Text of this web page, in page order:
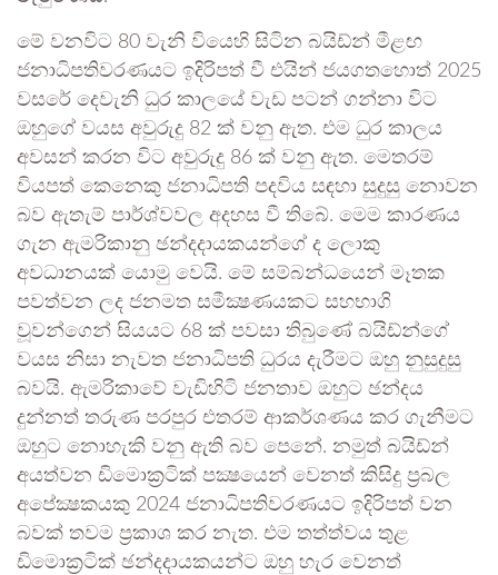
මේ වනවිට 80 වැනි වියෙහි සිටින බයිඩ්න් මීළඟ
ජනාධිපතිවරණයට ඉදිරිපත් වී එයින් ජයගතහොත් 2025
වසරේ දෙවැනි ධුර කාලයේ වැඩ පටන් ගන්නා විට
ඔහුගේ වයස අවුරුදු 82 ක් වනු ඇත. එම ධුර කාලය
අවසන් කරන විට අවුරුදු 86 ක් වනු ඇත. මෙතරම්
වියපත් කෙනෙකු ජනාධිපති පදවිය සඳහා සුදුසු නොවන
බව ඇතැම් පාර්ශ්වවල අදහස වී තිබේ. මෙම කාරණය
ගැන ඇමරිකානු ඡන්දදායකයන්ගේ ද ලොකු
අවධානයක් යොමු වෙයි. මේ සම්බන්ධයෙන් මෑතක
පවත්වන ලද ජනමත සමීක්‍ෂණයකට සහභාගි
වූවන්ගෙන් සියයට 68 ක් පවසා තිබුණේ බයිඩ්න්ගේ
වයස නිසා නැවත ජනාධිපති ධුරය දැරීමට ඔහු නුසුදුසු
බවයි. ඇමරිකාවේ වැඩිහිටි ජනතාව ඔහුට ඡන්දය
දුන්නත් තරුණ පරපුර එතරම් ආකර්ශණය කර ගැනීමට
ඔහුට නොහැකි වනු ඇති බව පෙනේ. නමුත් බයිඩ්න්
අයත්වන ඩිමොක්‍රටික් පක්‍ෂයෙන් වෙනත් කිසිදු ප්‍රබල
අපේක්‍ෂකයකු 2024 ජනාධිපතිවරණයට ඉදිරිපත් වන
බවක් තවම ප්‍රකාශ කර නැත. එම තත්ත්වය තුළ
ඩිමොක්‍රටික් ඡන්දදායකයන්ට ඔහු හැර වෙනත්